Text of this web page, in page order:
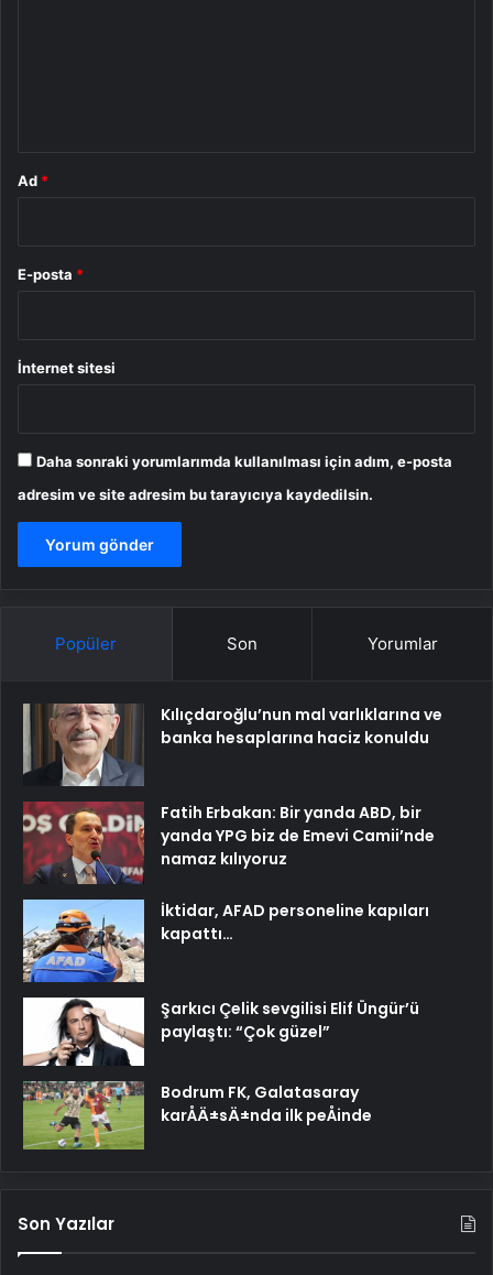
Ad *
E-posta *
İnternet sitesi
Daha sonraki yorumlarımda kullanılması için adım, e-posta
adresim ve site adresim bu tarayıcıya kaydedilsin.
Popüler Son Yorumlar
Kılıçdaroğlu’nun mal varlıklarına ve
banka hesaplarına haciz konuldu
Fatih Erbakan: Bir yanda ABD, bir
yanda YPG biz de Emevi Camii’nde
namaz kılıyoruz
İktidar, AFAD personeline kapıları
kapattı…
Şarkıcı Çelik sevgilisi Elif Üngür’ü
paylaştı: “Çok güzel”
Bodrum FK, Galatasaray
karÅÄ±sÄ±nda ilk peÅinde
Son Yazılar